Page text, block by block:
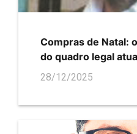
Compras de Natal:
do quadro legal
28/12/2025